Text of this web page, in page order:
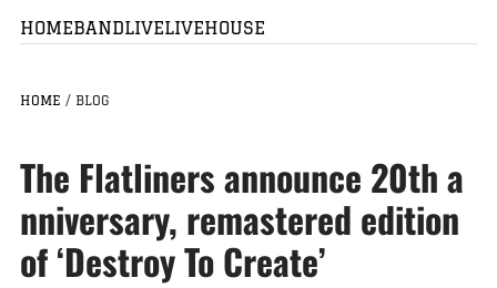
HOMEBANDLIVELIVEHOUSE
HOME / BLOG
The Flatliners announce 20th a
nniversary, remastered edition
of ‘Destroy To Create’